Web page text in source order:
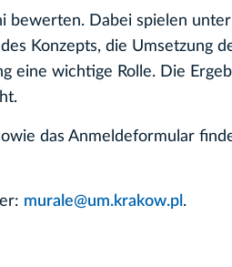
bewerten. Dabei spielen
Konzepts, die Umsetzung
eine wichtige Rolle. Die
das Anmeldeformular
murale@um.krakow.pl .